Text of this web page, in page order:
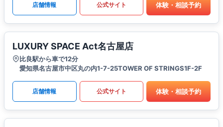
店舗情報 公式サイト 体験・相談予約
LUXURY SPACE Act名古屋店
比良駅から車で12分
愛知県名古屋市中区丸の内1-7-25TOWER OF STRINGS1F-2F
店舗情報 公式サイト 体験・相談予約